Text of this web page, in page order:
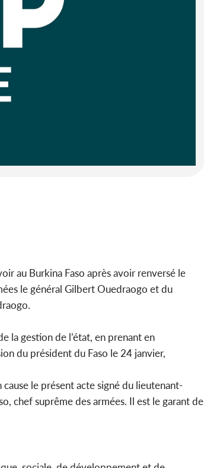
au Burkina Faso après avoir renversé le
le général Gilbert Ouedraogo et du
la gestion de l’état, en prenant en
du président du Faso le 24 janvier,
le présent acte signé du lieutenant-
chef suprême des armées. Il est le garant de